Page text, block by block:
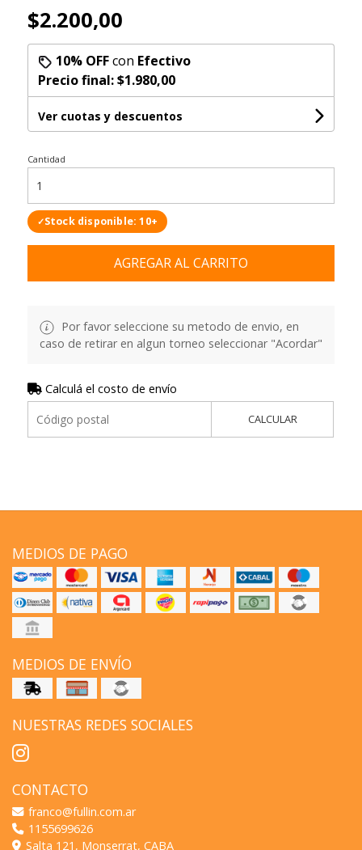
$2.200,00
10% OFFcon Efectivo
Precio final:$1.980,00
Ver cuotas y descuentos
Cantidad
✓Stock disponible: 10+
AGREGAR AL CARRITO
Por favor seleccione su metodo de envio, en
caso de retirar en algun torneo seleccionar "Acordar"
Calculá el costo de envío
CALCULAR
MEDIOS DE PAGO
MEDIOS DE ENVÍO
NUESTRAS REDES SOCIALES
CONTACTO
franco@fullin.com.ar
1155699626
Salta 121, Monserrat, CABA